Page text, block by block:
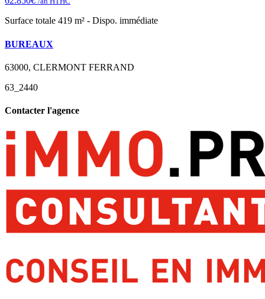
Surface totale 419 m² - Dispo. immédiate
BUREAUX
63000, CLERMONT FERRAND
63_2440
Contacter l'agence